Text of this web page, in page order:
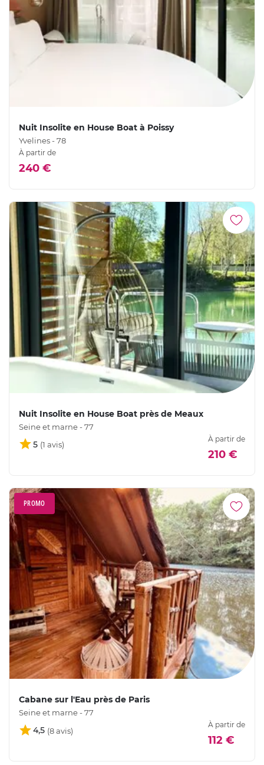
Nuit Insolite en House Boat à Poissy
Yvelines - 78
À partir de
240 €
Nuit Insolite en House Boat près de Meaux
Seine et marne - 77
5
À partir de
210 €
PROMO
Cabane sur l'Eau près de Paris
Seine et marne - 77
4,5
À partir de
112 €